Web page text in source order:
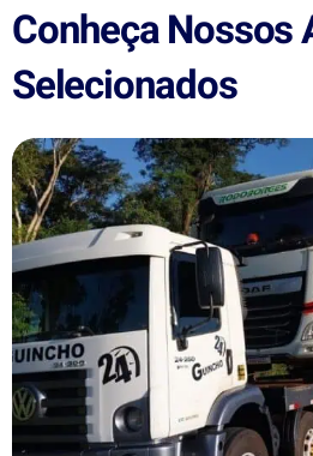
Conheça Nossos
Selecionados